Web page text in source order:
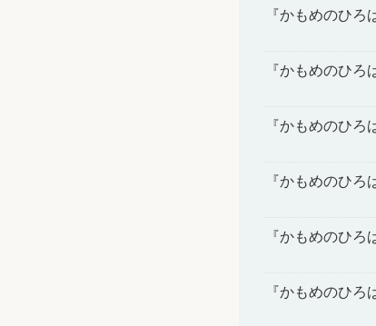
『かもめのひ
『かもめのひ
『かもめのひ
『かもめのひ
『かもめのひ
『かもめのひ